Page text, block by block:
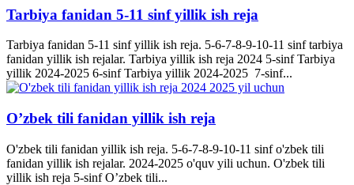
Tarbiya fanidan 5-11 sinf yillik ish reja
Tarbiya fanidan 5-11 sinf yillik ish reja. 5-6-7-8-9-10-11 sinf tarbiya
fanidan yillik ish rejalar. Tarbiya yillik ish reja 2024 5-sinf Tarbiya
yillik 2024-2025 6-sinf Tarbiya yillik 2024-2025 7-sinf...
O’zbek tili fanidan yillik ish reja
O'zbek tili fanidan yillik ish reja. 5-6-7-8-9-10-11 sinf o'zbek tili
fanidan yillik ish rejalar. 2024-2025 o'quv yili uchun. O'zbek tili
yillik ish reja 5-sinf O’zbek tili...